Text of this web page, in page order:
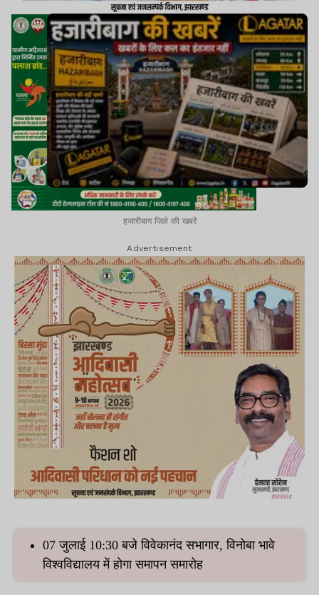
हजारीबाग जिले की खबरें
Advertisement
07 जुलाई 10:30 बजे विवेकानंद सभागार, विनोबा भावे
विश्वविद्यालय में होगा समापन समारोह